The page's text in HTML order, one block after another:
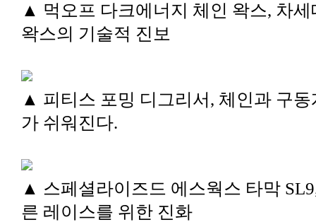
▲ 먹오프 다크에너지 체인 왁스, 차세
왁스의 기술적 진보
▲ 피티스 포밍 디그리서, 체인과 구동
가 쉬워진다.
▲ 스페셜라이즈드 에스웍스 타막
른 레이스를 위한 진화